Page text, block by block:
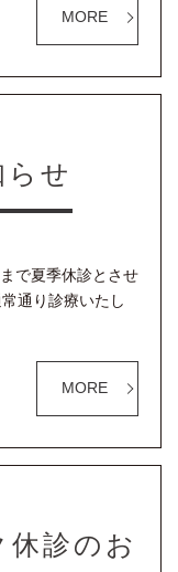
MORE
せ
で夏季休診とさせ
通り診療いたし
MORE
休診のお